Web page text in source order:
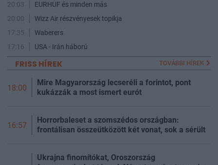
20:03
EURHUF és minden más
20:00
Wizz Air részvényesek topikja
17:35
Waberers
17:16
USA - Irán háború
FRISS HÍREK TOVÁBBI HÍREK
18:00
Mire Magyarország lecseréli a forintot, pont
kukázzák a most ismert eurót
16:57
Horrorbaleset a szomszédos országban:
frontálisan összeütközött két vonat, sok a sérült
Ukrajna finomítókat, Oroszország